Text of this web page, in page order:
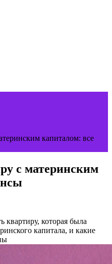
капиталом: все
с материнским
квартиру, которая была
капитала, и какие